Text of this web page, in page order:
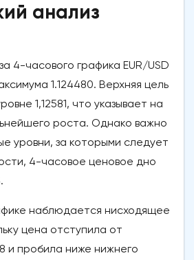
анализ
4-часового графика EUR/USD
1.124480. Верхняя цель
1,12581, что указывает на
роста. Однако важно
уровни, за которыми следует
4-часовое ценовое дно
наблюдается нисходящее
цена отступила от
и пробила ниже нижнего